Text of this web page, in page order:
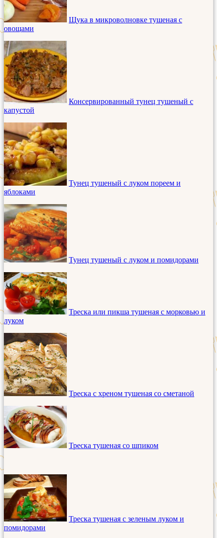
Щука в микроволновке тушеная с
овощами
Консервированный тунец тушеный с
капустой
Тунец тушеный с луком пореем и
яблоками
Тунец тушеный с луком и помидорами
Треска или пикша тушеная с морковью и
луком
Треска с хреном тушеная со сметаной
Треска тушеная со шпиком
Треска тушеная с зеленым луком и
помидорами